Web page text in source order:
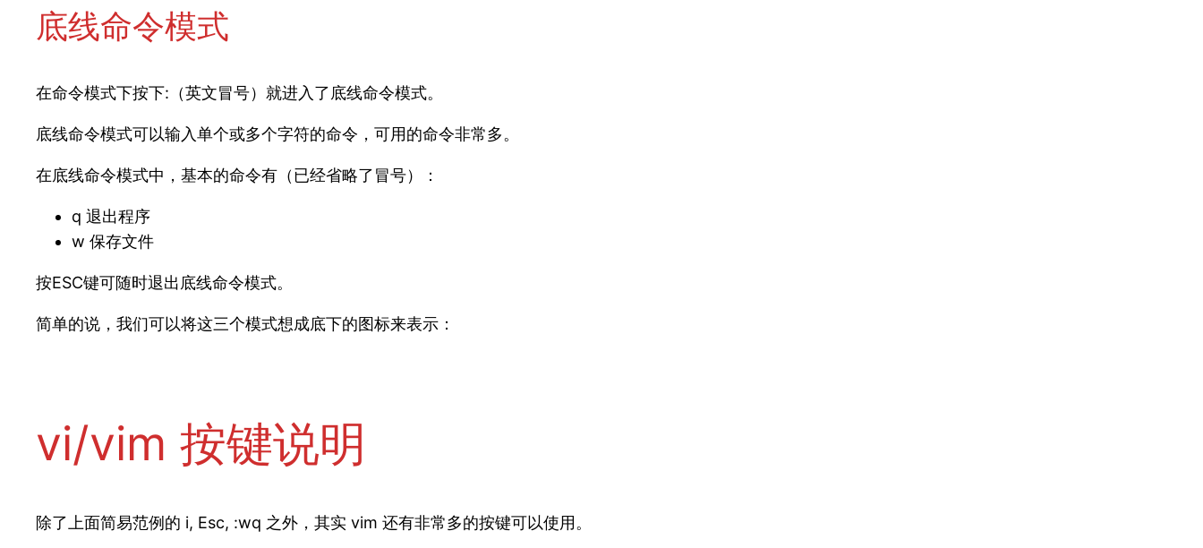
底线命令模式
在命令模式下按下:（英文冒号）就进入了底线命令模式。
底线命令模式可以输入单个或多个字符的命令，可用的命令非常多。
在底线命令模式中，基本的命令有（已经省略了冒号）：
q 退出程序
w 保存文件
按ESC键可随时退出底线命令模式。
简单的说，我们可以将这三个模式想成底下的图标来表示：
vi/vim 按键说明
除了上面简易范例的 i, Esc, :wq 之外，其实 vim 还有非常多的按键可以使用。